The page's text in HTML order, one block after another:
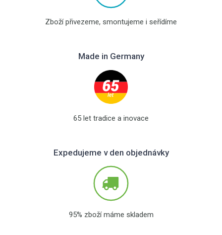
Zboží přivezeme, smontujeme i seřídíme
Made in Germany
65 let tradice a inovace
Expedujeme v den objednávky
95% zboží máme skladem